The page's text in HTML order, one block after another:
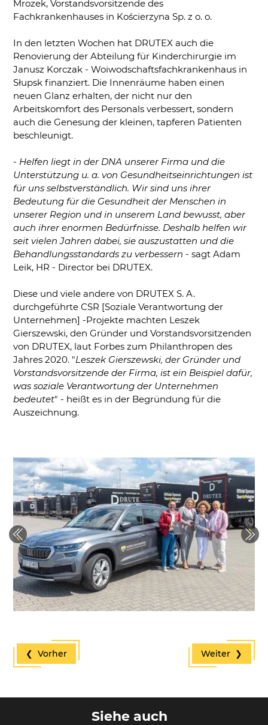
Mrozek, Vorstandsvorsitzende des
Fachkrankenhauses in Kościerzyna Sp. z o. o.
In den letzten Wochen hat DRUTEX auch die
Renovierung der Abteilung für Kinderchirurgie im
Janusz Korczak - Woiwodschaftsfachkrankenhaus in
Słupsk finanziert. Die Innenräume haben einen
neuen Glanz erhalten, der nicht nur den
Arbeitskomfort des Personals verbessert, sondern
auch die Genesung der kleinen, tapferen Patienten
beschleunigt.
- Helfen liegt in der DNA unserer Firma und die
Unterstützung u. a. von Gesundheitseinrichtungen ist
für uns selbstverständlich. Wir sind uns ihrer
Bedeutung für die Gesundheit der Menschen in
unserer Region und in unserem Land bewusst, aber
auch ihrer enormen Bedürfnisse. Deshalb helfen wir
seit vielen Jahren dabei, sie auszustatten und die
Behandlungsstandards zu verbessern - sagt Adam
Leik, HR - Director bei DRUTEX.
Diese und viele andere von DRUTEX S. A.
durchgeführte CSR [Soziale Verantwortung der
Unternehmen] -Projekte machten Leszek
Gierszewski, den Gründer und Vorstandsvorsitzenden
von DRUTEX, laut Forbes zum Philanthropen des
Jahres 2020. "Leszek Gierszewski, der Gründer und
Vorstandsvorsitzende der Firma, ist ein Beispiel dafür,
was soziale Verantwortung der Unternehmen
bedeutet" - heißt es in der Begründung für die
Auszeichnung.
Previous Next
❮ Vorher Weiter ❯
Siehe auch